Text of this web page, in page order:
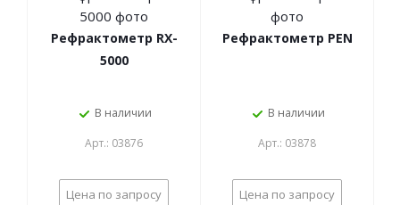
Рефрактометр RX-
5000
В наличии
Арт.: 03876
Цена по запросу
Рефрактометр PEN
В наличии
Арт.: 03878
Цена по запросу